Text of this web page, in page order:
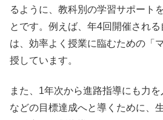
るように、教科別の学習サポート
とです。例えば、年4回開催され
は、効率よく授業に臨むための「
授しています。
また、1年次から進路指導にも力
などの目標達成へと導くために、